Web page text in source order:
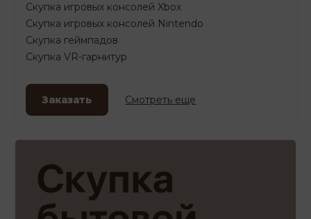
Скупка игровых консолей Xbox
Скупка игровых консолей Nintendo
Скупка геймпадов
Скупка VR-гарнитур
Заказать Смотреть еще